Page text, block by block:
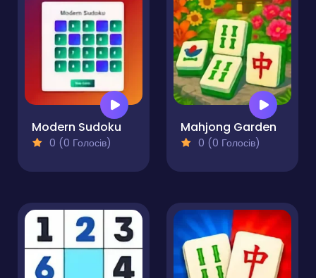
Modern Sudoku
0 (0 Голосів)
Mahjong Garden
0 (0 Голосів)